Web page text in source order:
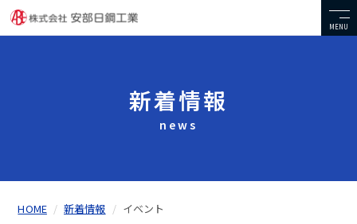
MENU
新着情報
news
HOME 新着情報 イベント